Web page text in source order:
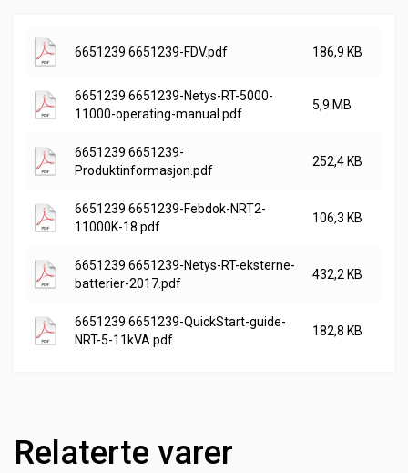
6651239 6651239-FDV.pdf 186,9 KB
6651239 6651239-Netys-RT-5000-
11000-operating-manual.pdf
5,9 MB
6651239 6651239-
Produktinformasjon.pdf
252,4 KB
6651239 6651239-Febdok-NRT2-
11000K-18.pdf
106,3 KB
6651239 6651239-Netys-RT-eksterne-
batterier-2017.pdf
432,2 KB
6651239 6651239-QuickStart-guide-
NRT-5-11kVA.pdf
182,8 KB
Relaterte varer